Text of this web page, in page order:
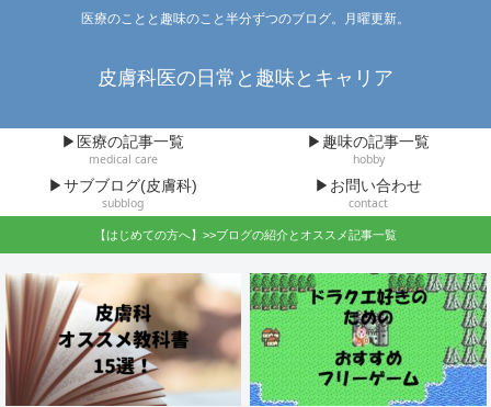
医療のことと趣味のこと半分ずつのブログ。月曜更新。
皮膚科医の日常と趣味とキャリア
▶医療の記事一覧
medical care
▶趣味の記事一覧
hobby
▶サブブログ(皮膚科)
subblog
▶お問い合わせ
contact
【はじめての方へ】>>ブログの紹介とオススメ記事一覧